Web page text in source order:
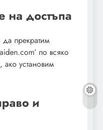
на достъпа
прекратим
по всяко
ако установим
и